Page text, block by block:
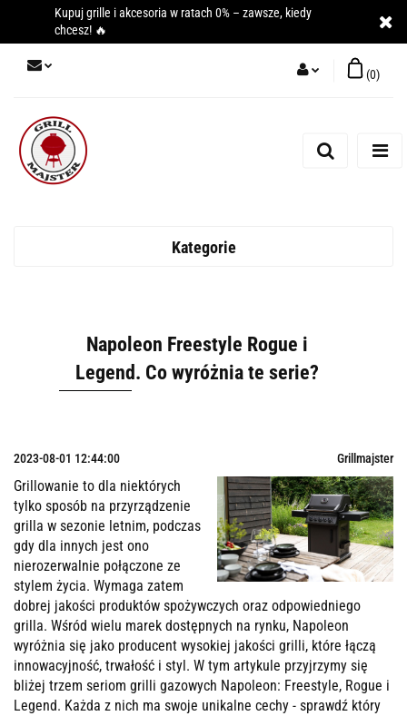
Kupuj grille i akcesoria w ratach 0% – zawsze, kiedy
chcesz! 🔥
Zarejestruj się
(0)
Kategorie
Napoleon Freestyle Rogue i
Legend. Co wyróżnia te serie?
2023-08-01 12:44:00 Grillmajster
Grillowanie to dla niektórych
tylko sposób na przyrządzenie
grilla w sezonie letnim, podczas
gdy dla innych jest ono
nierozerwalnie połączone ze
stylem życia. Wymaga zatem
dobrej jakości produktów spożywczych oraz odpowiedniego
grilla. Wśród wielu marek dostępnych na rynku, Napoleon
wyróżnia się jako producent wysokiej jakości grilli, które łączą
innowacyjność, trwałość i styl. W tym artykule przyjrzymy się
bliżej trzem seriom grilli gazowych Napoleon: Freestyle, Rogue i
Legend. Każda z nich ma swoje unikalne cechy - sprawdź który